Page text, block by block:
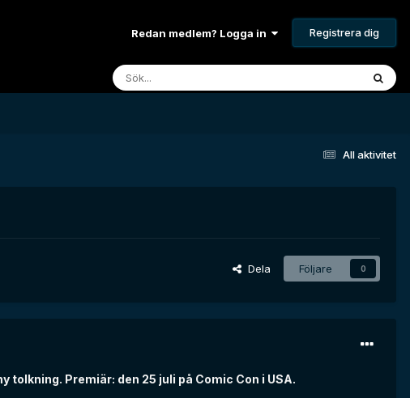
Redan medlem? Logga in Registrera dig
All aktivitet
Dela Följare 0
Premiär: den 25 juli på Comic Con i USA.